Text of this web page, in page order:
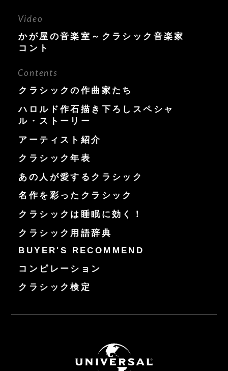
Video
かが屋の音楽室～クラシック音楽家
コント
Contents
クラシックの作曲家たち
ハロルド作石描き下ろしスペシャ
ル・ストーリー
アーティスト紹介
クラシック年表
あの人が愛するクラシック
名作を彩ったクラシック
クラシックは睡眠に効く！
クラシック用語辞典
BUYER'S RECOMMEND
コンピレーション
クラシック検定